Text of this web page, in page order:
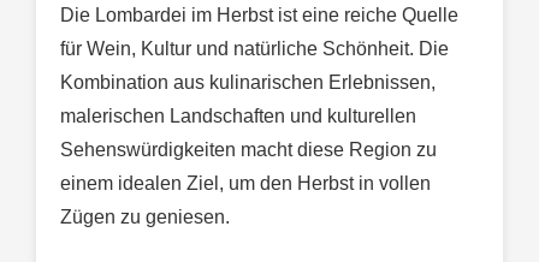
Die Lombardei im Herbst ist eine reiche Quelle
für Wein, Kultur und natürliche Schönheit. Die
Kombination aus kulinarischen Erlebnissen,
malerischen Landschaften und kulturellen
Sehenswürdigkeiten macht diese Region zu
einem idealen Ziel, um den Herbst in vollen
Zügen zu geniesen.